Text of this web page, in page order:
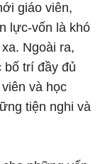
giáo viên,
lực-vốn là khó
Ngoài ra,
trí đầy đủ
và học
tiện nghi và